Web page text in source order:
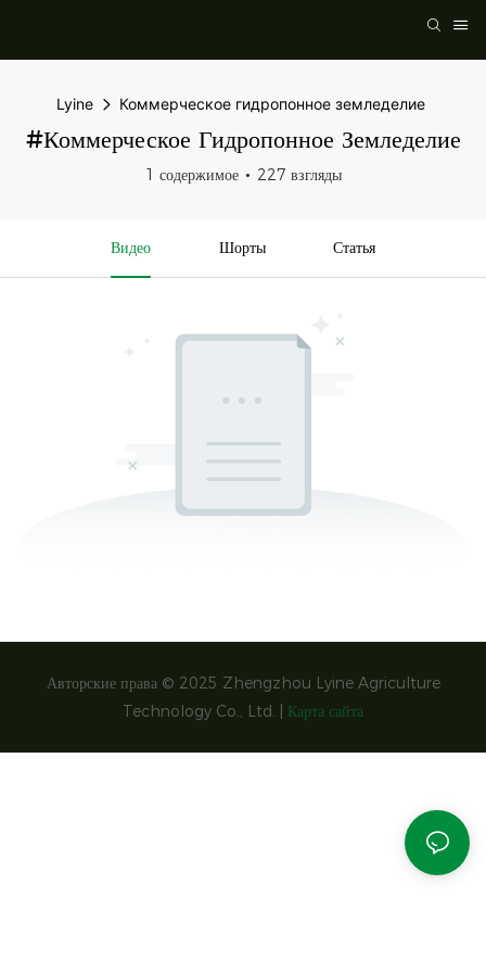
Lyine Коммерческое гидропонное земледелие
#Коммерческое Гидропонное Земледелие
1 содержимое 227 взгляды
Видео Шорты Статья
Авторские права © 2025 Zhengzhou Lyine Agriculture
Technology Co., Ltd. |
Карта сайта